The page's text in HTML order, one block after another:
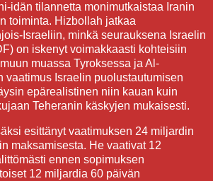
idän tilannetta monimutkaistaa Iranin
toiminta. Hizbollah jatkaa
Israeliin, minkä seurauksena Israelin
on iskenyt voimakkaasti kohteisiin
muassa Tyroksessa ja Al-
vaatimus Israelin puolustautumisen
epärealistinen niin kauan kuin
Teheranin käskyjen mukaisesti.
esittänyt vaatimuksen 24 miljardin
maksamisesta. He vaativat 12
ennen sopimuksen
12 miljardia 60 päivän